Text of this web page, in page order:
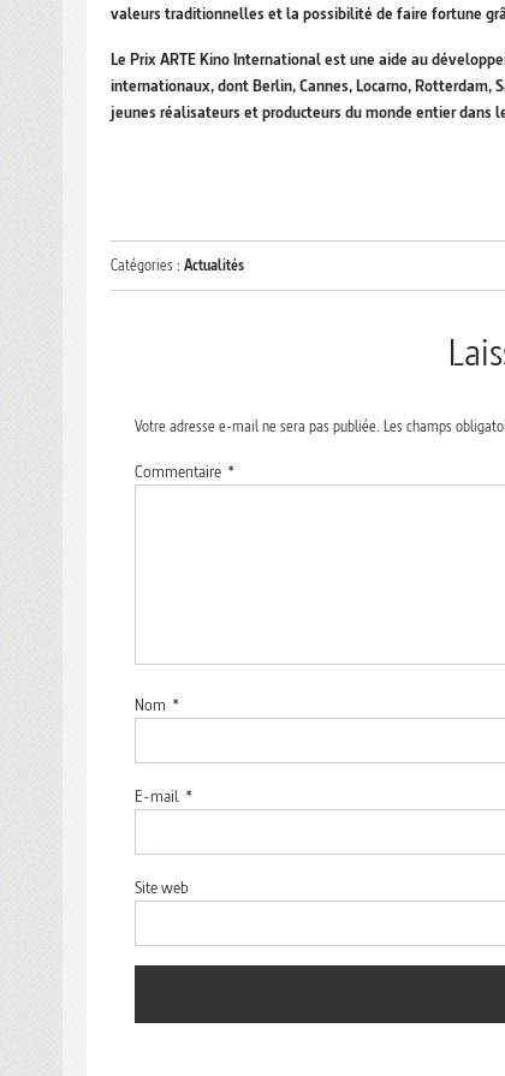
valeurs traditionnelles et la possibilité de faire fortune
Le Prix ARTE Kino International est une aide au
internationaux, dont Berlin, Cannes, Locarno, Rotterdam,
jeunes réalisateurs et producteurs du monde entier dans
Catégories : Actualités
Votre adresse e-mail ne sera pas publiée. Les champs
Commentaire *
Nom *
E-mail *
Site web